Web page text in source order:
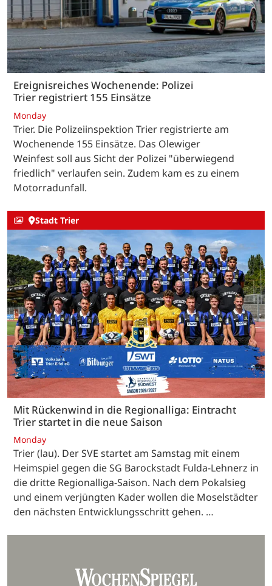
Ereignisreiches Wochenende: Polizei
Trier registriert 155 Einsätze
Monday
Trier. Die Polizeiinspektion Trier registrierte am
Wochenende 155 Einsätze. Das Olewiger
Weinfest soll aus Sicht der Polizei "überwiegend
friedlich" verlaufen sein. Zudem kam es zu einem
Motorradunfall.
Stadt Trier
Mit Rückenwind in die Regionalliga: Eintracht
Trier startet in die neue Saison
Monday
Trier (lau). Der SVE startet am Samstag mit einem
Heimspiel gegen die SG Barockstadt Fulda-Lehnerz in
die dritte Regionalliga-Saison. Nach dem Pokalsieg
und einem verjüngten Kader wollen die Moselstädter
den nächsten Entwicklungsschritt gehen. …